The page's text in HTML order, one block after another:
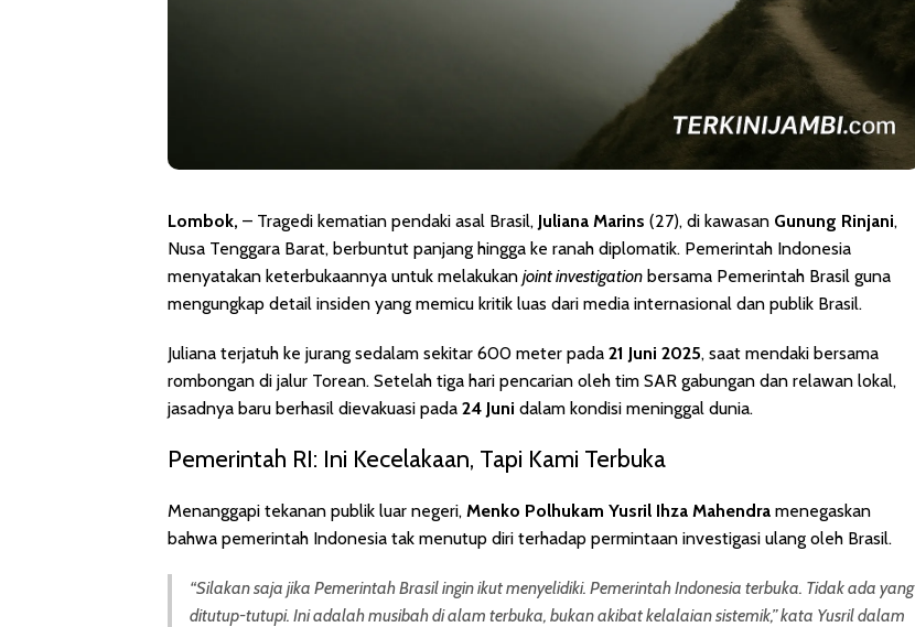
Lombok, – Tragedi kematian pendaki asal Brasil, Juliana Marins (27), di kawasan Gunung Rinjani,
Nusa Tenggara Barat, berbuntut panjang hingga ke ranah diplomatik. Pemerintah Indonesia
menyatakan keterbukaannya untuk melakukan joint investigation bersama Pemerintah Brasil guna
mengungkap detail insiden yang memicu kritik luas dari media internasional dan publik Brasil.
Juliana terjatuh ke jurang sedalam sekitar 600 meter pada 21 Juni 2025, saat mendaki bersama
rombongan di jalur Torean. Setelah tiga hari pencarian oleh tim SAR gabungan dan relawan lokal,
jasadnya baru berhasil dievakuasi pada 24 Juni dalam kondisi meninggal dunia.
Pemerintah RI: Ini Kecelakaan, Tapi Kami Terbuka
Menanggapi tekanan publik luar negeri, Menko Polhukam Yusril Ihza Mahendra menegaskan
bahwa pemerintah Indonesia tak menutup diri terhadap permintaan investigasi ulang oleh Brasil.
“Silakan saja jika Pemerintah Brasil ingin ikut menyelidiki. Pemerintah Indonesia terbuka. Tidak ada yang
ditutup-tutupi. Ini adalah musibah di alam terbuka, bukan akibat kelalaian sistemik,” kata Yusril dalam